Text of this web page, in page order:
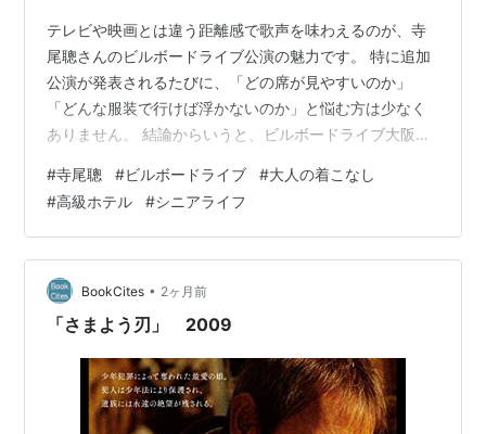
テレビや映画とは違う距離感で歌声を味わえるのが、寺
尾聰さんのビルボードライブ公演の魅力です。 特に追加
公演が発表されるたびに、「どの席が見やすいのか」
「どんな服装で行けば浮かないのか」と悩む方は少なく
ありません。 結論からいうと、ビルボードライブ大阪に
の空間だからこそ、少しだけ普段より装いを整えること
で、その夜の特別感は大きく変わります。 また、座席選
びによってライブの楽しみ方も大きく変わります。 歌声
を間近で感じたいのか、ゆったり食事やお酒を楽しみた
いのかによって、選ぶべき席は変わってきます。 この記
事では、初めて訪れる方でも安心して楽しめ…
#寺尾聰 #ビルボードライブ #大人の着こなし
#高級ホテル #シニアライフ
BookCites • 2ヶ月前
「さまよう刃」 2009